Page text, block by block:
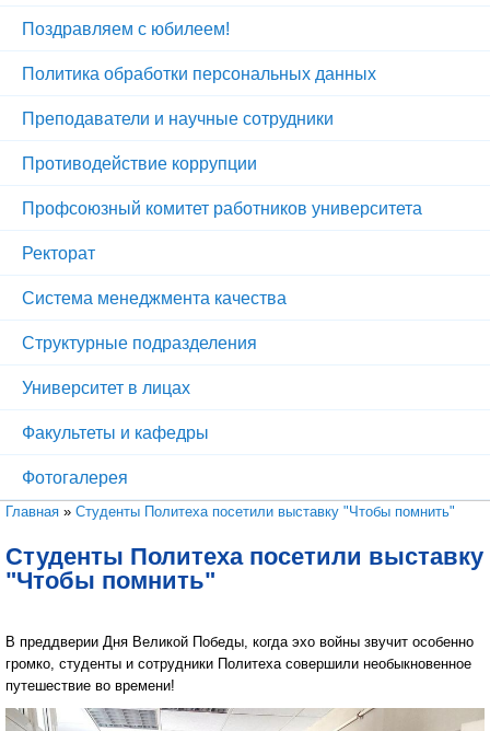
Поздравляем с юбилеем!
Политика обработки персональных данных
Преподаватели и научные сотрудники
Противодействие коррупции
Профсоюзный комитет работников университета
Ректорат
Система менеджмента качества
Структурные подразделения
Университет в лицах
Факультеты и кафедры
Фотогалерея
Вы здесь
Главная » Студенты Политеха посетили выставку "Чтобы помнить"
Студенты Политеха посетили выставку
"Чтобы помнить"
В преддверии Дня Великой Победы, когда эхо войны звучит особенно
громко, студенты и сотрудники Политеха совершили необыкновенное
путешествие во времени!